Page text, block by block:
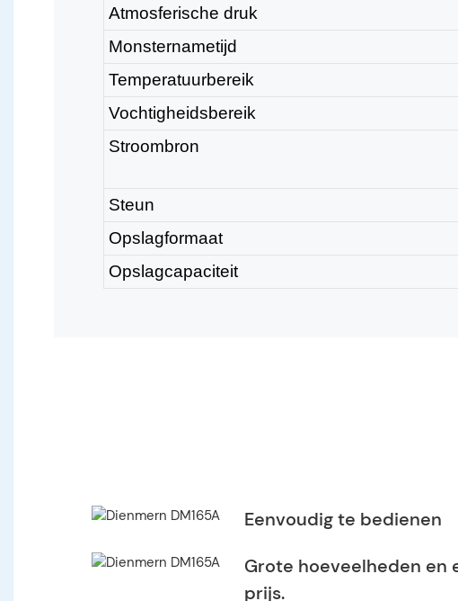
Atmosferische druk
Monsternametijd
Temperatuurbereik
Vochtigheidsbereik
Stroombron
Steun
Opslagformaat
Opslagcapaciteit
Eenvoudig te bedienen
Grote hoeveelheden en
prijs.